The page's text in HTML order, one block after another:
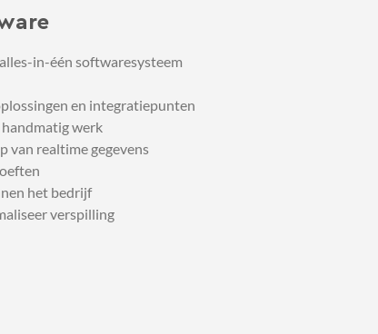
in-één softwaresysteem
en integratiepunten
werk
van realtime gegevens
het bedrijf
verspilling